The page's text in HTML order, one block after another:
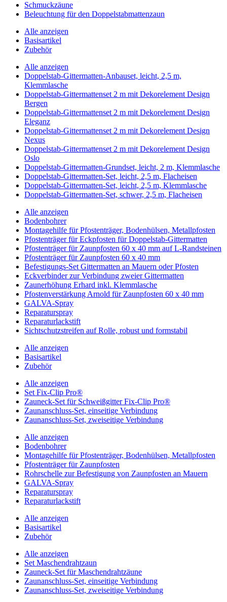
Schmuckzäune
Beleuchtung für den Doppelstabmattenzaun
Alle anzeigen
Basisartikel
Zubehör
Alle anzeigen
Doppelstab-Gittermatten-Anbauset, leicht, 2,5 m,
Klemmlasche
Doppelstab-Gittermattenset 2 m mit Dekorelement Design
Bergen
Doppelstab-Gittermattenset 2 m mit Dekorelement Design
Eleganz
Doppelstab-Gittermattenset 2 m mit Dekorelement Design
Nexus
Doppelstab-Gittermattenset 2 m mit Dekorelement Design
Oslo
Doppelstab-Gittermatten-Grundset, leicht, 2 m, Klemmlasche
Doppelstab-Gittermatten-Set, leicht, 2,5 m, Flacheisen
Doppelstab-Gittermatten-Set, leicht, 2,5 m, Klemmlasche
Doppelstab-Gittermatten-Set, schwer, 2,5 m, Flacheisen
Alle anzeigen
Bodenbohrer
Montagehilfe für Pfostenträger, Bodenhülsen, Metallpfosten
Pfostenträger für Eckpfosten für Doppelstab-Gittermatten
Pfostenträger für Zaunpfosten 60 x 40 mm auf L-Randsteinen
Pfostenträger für Zaunpfosten 60 x 40 mm
Befestigungs-Set Gittermatten an Mauern oder Pfosten
Eckverbinder zur Verbindung zweier Gittermatten
Zaunerhöhung Erhard inkl. Klemmlasche
Pfostenverstärkung Arnold für Zaunpfosten 60 x 40 mm
GALVA-Spray
Reparaturspray
Reparaturlackstift
Sichtschutzstreifen auf Rolle, robust und formstabil
Alle anzeigen
Basisartikel
Zubehör
Alle anzeigen
Set Fix-Clip Pro®
Zauneck-Set für Schweißgitter Fix-Clip Pro®
Zaunanschluss-Set, einseitige Verbindung
Zaunanschluss-Set, zweiseitige Verbindung
Alle anzeigen
Bodenbohrer
Montagehilfe für Pfostenträger, Bodenhülsen, Metallpfosten
Pfostenträger für Zaunpfosten
Rohrschelle zur Befestigung von Zaunpfosten an Mauern
GALVA-Spray
Reparaturspray
Reparaturlackstift
Alle anzeigen
Basisartikel
Zubehör
Alle anzeigen
Set Maschendrahtzaun
Zauneck-Set für Maschendrahtzäune
Zaunanschluss-Set, einseitige Verbindung
Zaunanschluss-Set, zweiseitige Verbindung